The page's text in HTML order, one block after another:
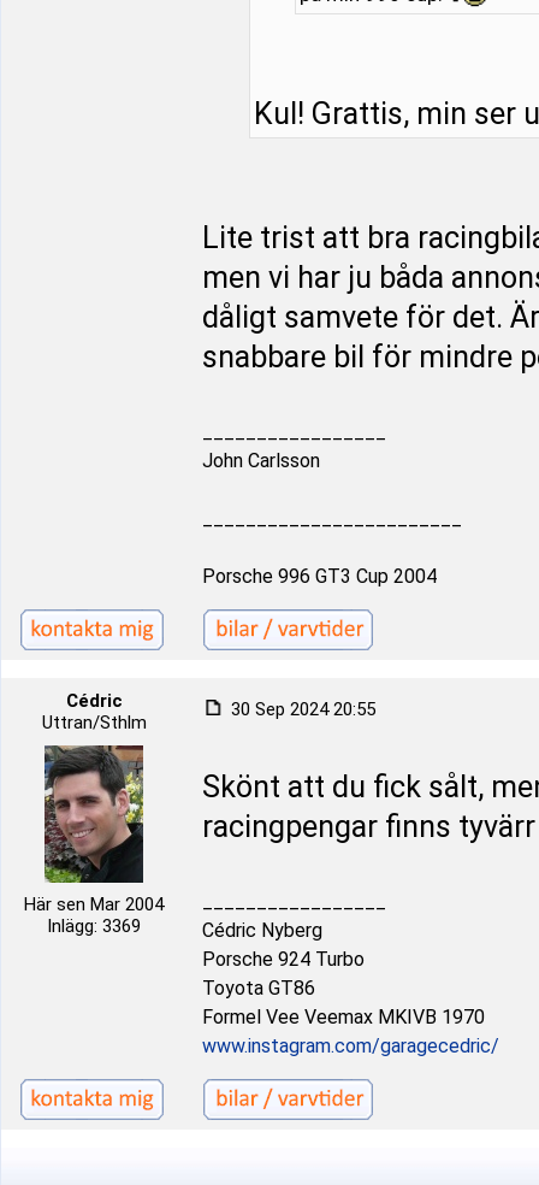
Kul! Grattis, min ser
Lite trist att bra
men vi har ju båda
dåligt samvete för det.
snabbare bil för mindre
John Carlsson
Porsche 996 GT3 Cup 2004
Cédric
Uttran/Sthlm
Här sen Mar 2004
Inlägg: 3369
30 Sep 2024 20:55
Skönt att du fick sålt,
racingpengar finns
Cédric Nyberg
Porsche 924 Turbo
Toyota GT86
Formel Vee Veemax MKIVB 1970
www.instagram.com/garagecedric/